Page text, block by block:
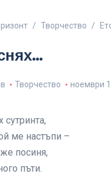
Творчество
Творчество ноември
сутринта,
ме настъпи –
посиня,
пъти.